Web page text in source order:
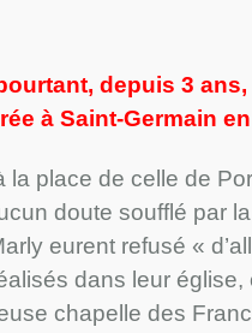
depuis 3
à Saint-Germain
la place de celle de
doute soufflé par
eurent refusé «
dans leur
chapelle des